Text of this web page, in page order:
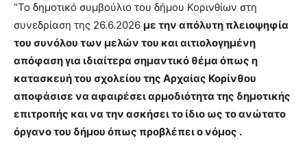
“Το δημοτικό συμβούλιο του δήμου Κορινθίων στη
συνεδρίαση της 26.6.2026 με την απόλυτη πλειοψηφία
του συνόλου των μελών του και αιτιολογημένη
απόφαση για ιδιαίτερα σημαντικό θέμα όπως η
κατασκευή του σχολείου της Αρχαίας Κορίνθου
αποφάσισε να αφαιρέσει αρμοδιότητα της δημοτικής
επιτροπής και να την ασκήσει το ίδιο ως το ανώτατο
όργανο του δήμου όπως προβλέπει ο νόμος .